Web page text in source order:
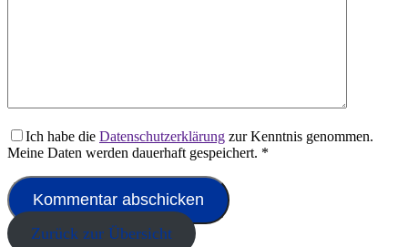
Ich habe die Datenschutzerklärung zur Kenntnis genommen.
Meine Daten werden dauerhaft gespeichert. *
Zurück zur Übersicht